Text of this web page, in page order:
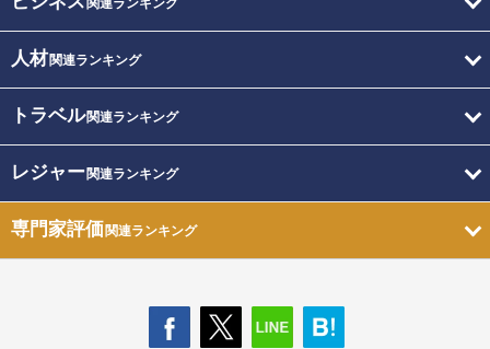
関連ランキング
人材関連ランキング
トラベル関連ランキング
レジャー関連ランキング
専門家評価関連ランキング